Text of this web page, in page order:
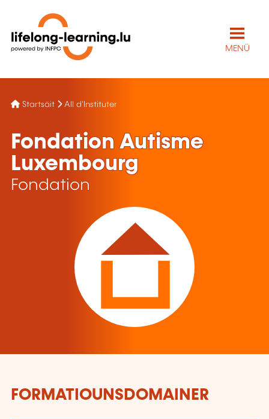
MENÜ
Startsäit All d'Instituter
Fondation Autisme
Luxembourg
Fondation
FORMATIOUNSDOMAINER